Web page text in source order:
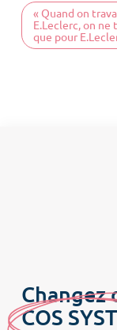
« Quand on
E.Leclerc, on ne
que pour
Changez
COS